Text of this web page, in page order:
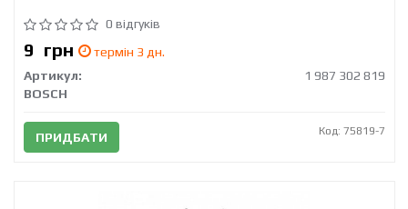
0 відгуків
9 грн
термін 3 дн.
Артикул:
1 987 302 819
BOSCH
ПРИДБАТИ Код: 75819-7